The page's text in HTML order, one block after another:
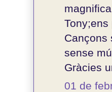
Cançons
sense
Gràcies
01 de